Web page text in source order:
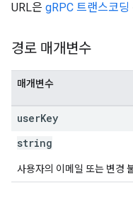
URL은 gRPC 트랜스코딩
경로 매개변수
매개변수
userKey
string
사용자의 이메일 또는 변경